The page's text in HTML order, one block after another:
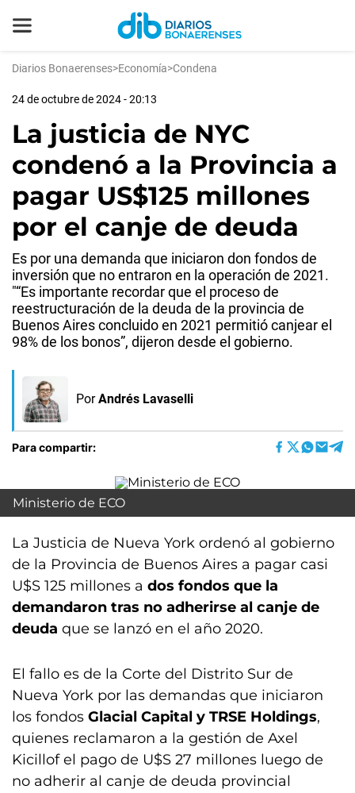
Diarios Bonaerenses>Economía>Condena
24 de octubre de 2024 - 20:13
La justicia de NYC
condenó a la Provincia a
pagar US$125 millones
por el canje de deuda
Es por una demanda que iniciaron don fondos de
inversión que no entraron en la operación de 2021.
"“Es importante recordar que el proceso de
reestructuración de la deuda de la provincia de
Buenos Aires concluido en 2021 permitió canjear el
98% de los bonos”, dijeron desde el gobierno.
Por Andrés Lavaselli
Para compartir:
Ministerio de ECO
La Justicia de Nueva York ordenó al gobierno
de la Provincia de Buenos Aires a pagar casi
U$S 125 millones a dos fondos que la
demandaron tras no adherirse al canje de
deuda que se lanzó en el año 2020.
El fallo es de la Corte del Distrito Sur de
Nueva York por las demandas que iniciaron
los fondos Glacial Capital y TRSE Holdings,
quienes reclamaron a la gestión de Axel
Kicillof el pago de U$S 27 millones luego de
no adherir al canje de deuda provincial